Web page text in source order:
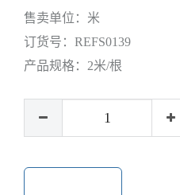
售卖单位： 米
订货号： REFS0139
产品规格： 2米/根